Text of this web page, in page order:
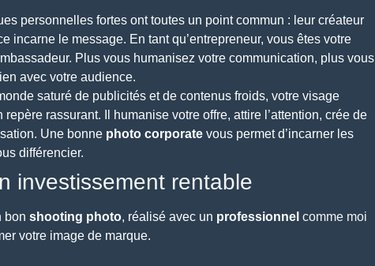
personnelles fortes ont toutes un point commun : leur créateur
incarne le message. En tant qu’entrepreneur, vous êtes votre
Plus vous humanisez votre communication, plus vous
avec votre audience.
saturé de publicités et de contenus froids, votre visage
repère rassurant. Il humanise votre offre, attire l’attention, crée de
Une bonne photo corporate vous permet d’incarner les
différencier.
investissement rentable
bon shooting photo, réalisé avec un professionnel comme moi
votre image de marque.